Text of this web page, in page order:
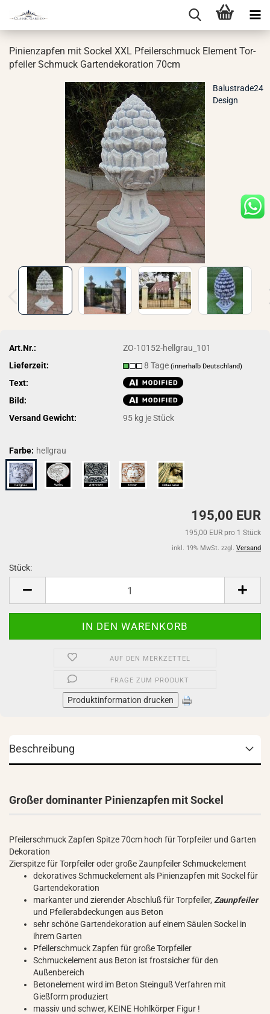
Pi­ni­en­zap­fen mit So­ckel XXL Pfei­ler­schmuck Ele­ment Tor­
pfei­ler Schmuck Gar­ten­de­ko­ra­ti­on 70cm
Balustrade24
Design
Art.Nr.:
ZO-10152-hellgrau_101
Lieferzeit:
8 Tage(innerhalb Deutschland)
Text:
Bild:
Versand Gewicht:
95 kg je Stück
Farbe: hellgrau
195,00 EUR
195,00 EUR pro 1 Stück
inkl. 19% MwSt. zzgl. Versand
Stück:
AUF DEN MERKZETTEL
FRAGE ZUM PRODUKT
Produktinformation drucken
Beschreibung
Großer dominanter Pinienzapfen mit Sockel
Pfeilerschmuck Zapfen Spitze 70cm hoch für Torpfeiler und Garten
Dekoration
Zierspitze für Torpfeiler oder große Zaunpfeiler Schmuckelement
dekoratives Schmuckelement als Pinienzapfen mit Sockel für
Gartendekoration
markanter und zierender Abschluß für Torpfeiler, Zaunpfeiler
und Pfeilerabdeckungen aus Beton
sehr schöne Gartendekoration auf einem Säulen Sockel in
ihrem Garten
Pfeilerschmuck Zapfen für große Torpfeiler
Schmuckelement aus Beton ist frostsicher für den
Außenbereich
Betonelement wird im Beton Steinguß Verfahren mit
Gießform produziert
massiv und schwer, KEINE Hohlkörper Figur !